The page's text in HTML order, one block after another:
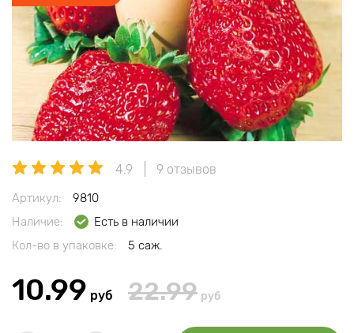
4.9 9 отзывов
Артикул:
9810
Наличие:
Есть в наличии
Кол-во в упаковке:
5 саж.
10.99 руб 22.99 руб